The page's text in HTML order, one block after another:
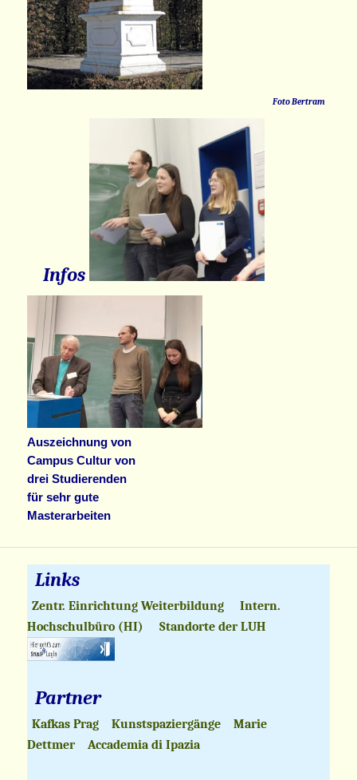
Foto Bertram
Infos
Auszeichnung von
Campus Cultur von
drei Studierenden
für sehr gute
Masterarbeiten
Links
Zentr. Einrichtung Weiterbildung
Intern.
Hochschulbüro (HI)
Standorte der LUH
Partner
Kafkas Prag Kunstspaziergänge
Marie
Dettmer
Accademia di Ipazia